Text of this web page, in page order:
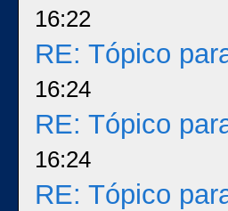
16:22
RE: Tópico
16:24
RE: Tópico
16:24
RE: Tópico